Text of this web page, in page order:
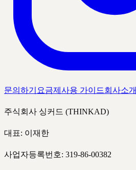
문의하기 요금제 사용 가이드회사소개
주식회사 싱커드 (THINKAD)
대표: 이재한
사업자등록번호: 319-86-00382